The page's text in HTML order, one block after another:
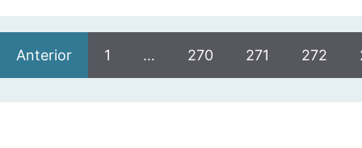
Anterior 1 … 270 271 272